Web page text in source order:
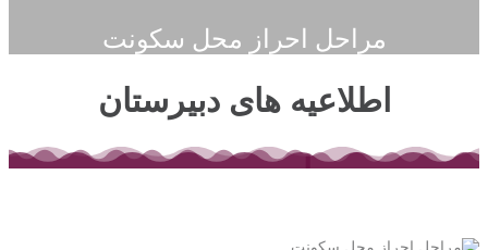
مراحل احراز محل سکونت
اطلاعیه های دبیرستان